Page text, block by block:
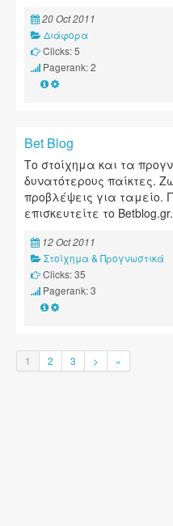
20 Oct 2011
Διάφορα
Clicks: 5
Pagerank: 2
Bet Blog
Το στοίχημα και τα
δυνατότερους παίκτες.
προβλέψεις για ταμείο.
επισκευτείτε το Betblog.gr.
12 Oct 2011
Στοίχημα & Προγνωστικά
Clicks: 35
Pagerank: 3
1 2 3 > »